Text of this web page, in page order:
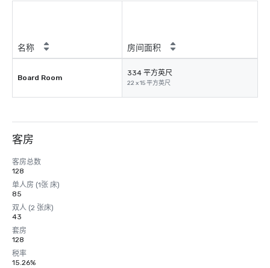
名称 房间面积
Board Room
334 平方英尺
22 x 15 平方英尺
客房
客房总数
128
单人房 (1张 床)
85
双人 (2 张床)
43
套房
128
税率
15.26%